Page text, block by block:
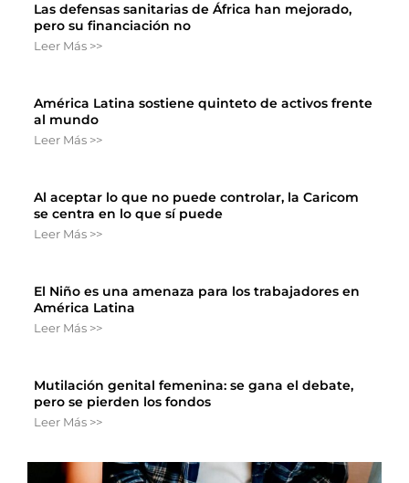
Las defensas sanitarias de África han mejorado,
pero su financiación no
Leer Más >>
América Latina sostiene quinteto de activos frente
al mundo
Leer Más >>
Al aceptar lo que no puede controlar, la Caricom
se centra en lo que sí puede
Leer Más >>
El Niño es una amenaza para los trabajadores en
América Latina
Leer Más >>
Mutilación genital femenina: se gana el debate,
pero se pierden los fondos
Leer Más >>